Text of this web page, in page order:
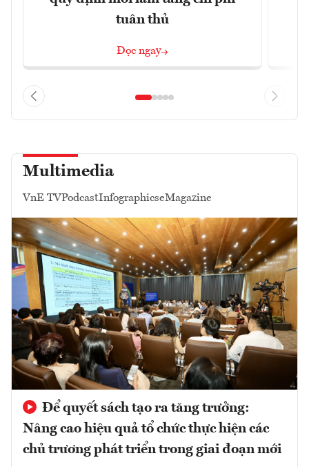
tuân thủ
Đọc ngay
Multimedia
VnE TVPodcastInfographicseMagazine
Để quyết sách tạo ra tăng trưởng:
Nâng cao hiệu quả tổ chức thực hiện các
chủ trương phát triển trong giai đoạn mới